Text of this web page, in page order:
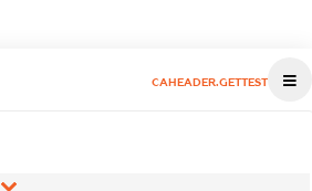
CAHEADER.GETTEST